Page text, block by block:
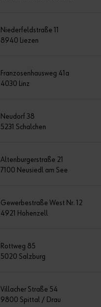
Niederfeldstraße 11
8940 Liezen
Franzosenhausweg 41a
4030 Linz
Neudorf 38
5231 Schalchen
Altenburgerstraße 21
7100 Neusiedl am See
Gewerbestraße West Nr. 12
4921 Hohenzell
Rottweg 85
5020 Salzburg
Villacher Straße 54
9800 Spittal / Drau